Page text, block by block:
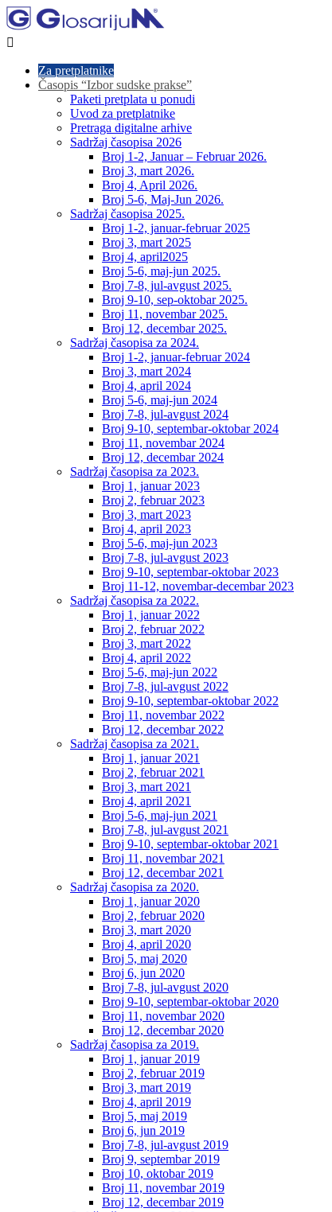

Za pretplatnike
Časopis “Izbor sudske prakse”
Paketi pretplata u ponudi
Uvod za pretplatnike
Pretraga digitalne arhive
Sadržaj časopisa 2026
Broj 1-2, Januar – Februar 2026.
Broj 3, mart 2026.
Broj 4, April 2026.
Broj 5-6, Maj-Jun 2026.
Sadržaj časopisa 2025.
Broj 1-2, januar-februar 2025
Broj 3, mart 2025
Broj 4, april2025
Broj 5-6, maj-jun 2025.
Broj 7-8, jul-avgust 2025.
Broj 9-10, sep-oktobar 2025.
Broj 11, novembar 2025.
Broj 12, decembar 2025.
Sadržaj časopisa za 2024.
Broj 1-2, januar-februar 2024
Broj 3, mart 2024
Broj 4, april 2024
Broj 5-6, maj-jun 2024
Broj 7-8, jul-avgust 2024
Broj 9-10, septembar-oktobar 2024
Broj 11, novembar 2024
Broj 12, decembar 2024
Sadržaj časopisa za 2023.
Broj 1, januar 2023
Broj 2, februar 2023
Broj 3, mart 2023
Broj 4, april 2023
Broj 5-6, maj-jun 2023
Broj 7-8, jul-avgust 2023
Broj 9-10, septembar-oktobar 2023
Broj 11-12, novembar-decembar 2023
Sadržaj časopisa za 2022.
Broj 1, januar 2022
Broj 2, februar 2022
Broj 3, mart 2022
Broj 4, april 2022
Broj 5-6, maj-jun 2022
Broj 7-8, jul-avgust 2022
Broj 9-10, septembar-oktobar 2022
Broj 11, novembar 2022
Broj 12, decembar 2022
Sadržaj časopisa za 2021.
Broj 1, januar 2021
Broj 2, februar 2021
Broj 3, mart 2021
Broj 4, april 2021
Broj 5-6, maj-jun 2021
Broj 7-8, jul-avgust 2021
Broj 9-10, septembar-oktobar 2021
Broj 11, novembar 2021
Broj 12, decembar 2021
Sadržaj časopisa za 2020.
Broj 1, januar 2020
Broj 2, februar 2020
Broj 3, mart 2020
Broj 4, april 2020
Broj 5, maj 2020
Broj 6, jun 2020
Broj 7-8, jul-avgust 2020
Broj 9-10, septembar-oktobar 2020
Broj 11, novembar 2020
Broj 12, decembar 2020
Sadržaj časopisa za 2019.
Broj 1, januar 2019
Broj 2, februar 2019
Broj 3, mart 2019
Broj 4, april 2019
Broj 5, maj 2019
Broj 6, jun 2019
Broj 7-8, jul-avgust 2019
Broj 9, septembar 2019
Broj 10, oktobar 2019
Broj 11, novembar 2019
Broj 12, decembar 2019